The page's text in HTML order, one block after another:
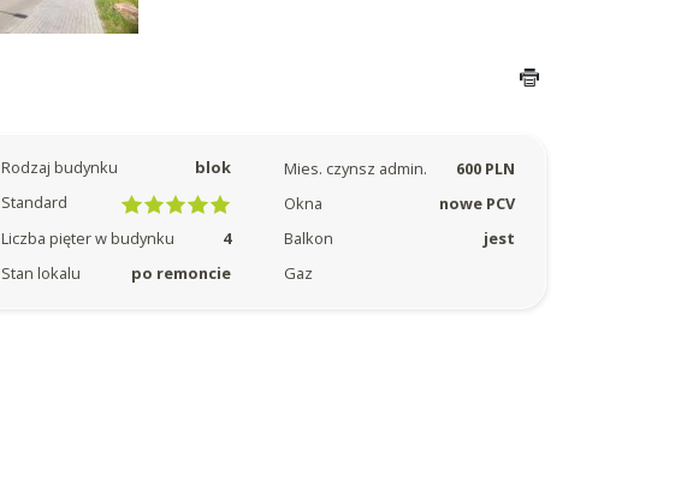
Rodzaj budynku
blok
Standard
Liczba pięter w budynku
4
Stan lokalu
po remoncie
Mies. czynsz admin.
600 PLN
Okna
nowe PCV
Balkon
jest
Gaz